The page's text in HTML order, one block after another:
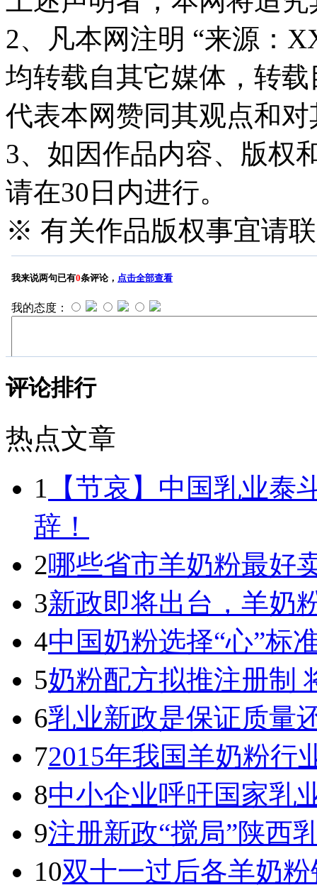
2、凡本网注明 “来源：
均转载自其它媒体，转
代表本网赞同其观点和
3、如因作品内容、版权
请在30日内进行。
※ 有关作品版权事宜请
评论排行
热点文章
1 【节哀】中国乳业
辞！
2哪些省市羊奶粉最好
3新政即将出台，羊奶
4中国奶粉选择“心”标
5奶粉配方拟推注册制
6乳业新政是保证质量
72015年我国羊奶粉行
8中小企业呼吁国家乳
9注册新政“搅局”陕西
10双十一过后各羊奶